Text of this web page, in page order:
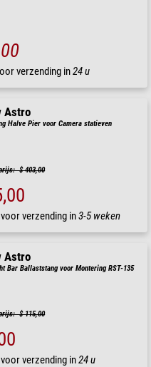
verzending in24 u
Astro
Halve Pier voor Camera statieven
$ 403,00
verzending in3-5 weken
Astro
Bar Ballaststang voor Montering RST-135
$ 115,00
verzending in24 u